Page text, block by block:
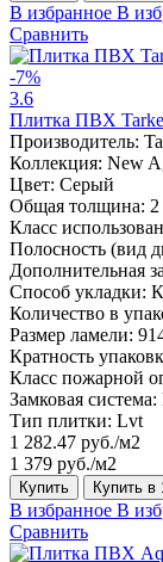
В избранное В
Сравнить
-7%
3.6
Плитка ПВХ
Производитель:
Коллекция: New
Цвет: Серый
Общая толщина: 2
Класс
Полосность (вид
Дополнительная
Способ укладки:
Количество в
Размер ламели:
Кратность
Класс пожарной
Замковая система:
Тип плитки: Lvt
1 282.47 руб./м2
1 379 руб./м2
Купить Купить в
В избранное В
Сравнить